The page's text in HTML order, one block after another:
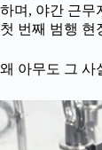
하며, 야간 근무
첫 번째 범행 현
왜 아무도 그 사